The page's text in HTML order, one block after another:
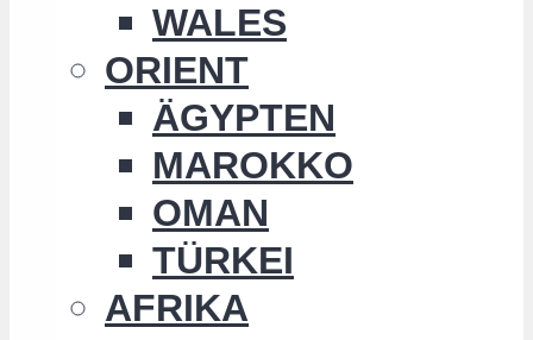
WALES
ORIENT
ÄGYPTEN
MAROKKO
OMAN
TÜRKEI
AFRIKA